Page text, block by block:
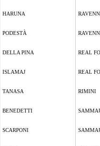
HARUNA
PODESTÀ
DELLA PINA REAL
ISLAMAJ REAL
TANASA RIMINI
BENEDETTI
SCARPONI